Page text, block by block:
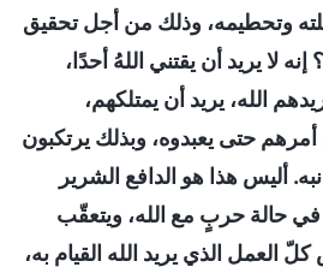
وتحطيمه، وذلك من أجل تحقيق
لا يريد أن يقتني اللهُ أحدًا،
الله، يريد أن يمتلكهم،
حتى يعبدوه، وبذلك يرتكبون
أليس هذا هو الدافع الشرير
حالة حربٍ مع الله، ويتعقّب
العمل الذي يريد الله القيام به،